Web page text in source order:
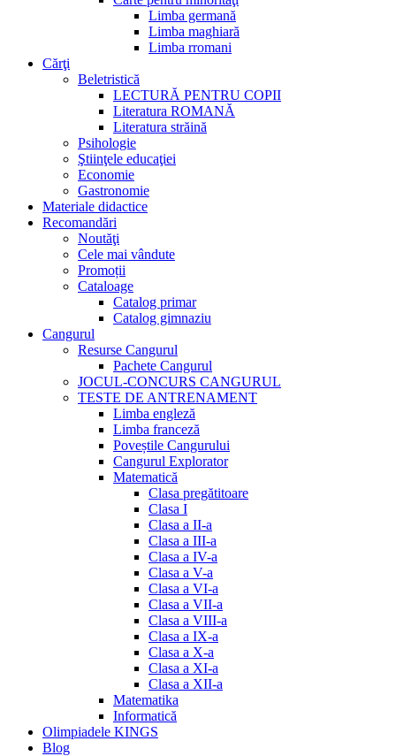
Limba germană
Limba maghiară
Limba rromani
Cărţi
Beletristică
LECTURĂ PENTRU COPII
Literatura ROMANĂ
Literatura străină
Psihologie
Ştiinţele educaţiei
Economie
Gastronomie
Materiale didactice
Recomandări
Noutăţi
Cele mai vândute
Promoții
Cataloage
Catalog primar
Catalog gimnaziu
Cangurul
Resurse Cangurul
Pachete Cangurul
JOCUL-CONCURS CANGURUL
TESTE DE ANTRENAMENT
Limba engleză
Limba franceză
Poveștile Cangurului
Cangurul Explorator
Matematică
Clasa pregătitoare
Clasa I
Clasa a II-a
Clasa a III-a
Clasa a IV-a
Clasa a V-a
Clasa a VI-a
Clasa a VII-a
Clasa a VIII-a
Clasa a IX-a
Clasa a X-a
Clasa a XI-a
Clasa a XII-a
Matematika
Informatică
Olimpiadele KINGS
Blog